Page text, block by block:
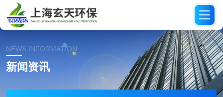
NEWS INFORMATION
新闻资讯